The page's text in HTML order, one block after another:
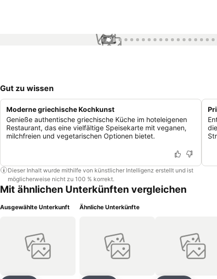
1 / 72
Gut zu wissen
Moderne griechische Kochkunst
Genieße authentische griechische Küche im hoteleigenen
Restaurant, das eine vielfältige Speisekarte mit veganen,
milchfreien und vegetarischen Optionen bietet.
Dieser Inhalt wurde mithilfe von künstlicher Intelligenz erstellt und ist
möglicherweise nicht zu 100 % korrekt.
Mit ähnlichen Unterkünften vergleichen
Ausgewählte Unterkunft Ähnliche Unterkünfte